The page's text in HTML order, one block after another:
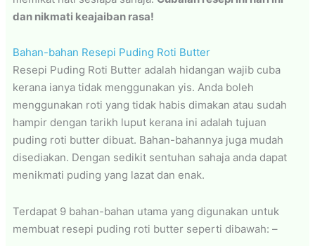
dan nikmati keajaiban rasa!
Bahan-bahan Resepi Puding Roti Butter
Resepi Puding Roti Butter adalah hidangan wajib cuba
kerana ianya tidak menggunakan yis. Anda boleh
menggunakan roti yang tidak habis dimakan atau sudah
hampir dengan tarikh luput kerana ini adalah tujuan
puding roti butter dibuat. Bahan-bahannya juga mudah
disediakan. Dengan sedikit sentuhan sahaja anda dapat
menikmati puding yang lazat dan enak.
Terdapat 9 bahan-bahan utama yang digunakan untuk
membuat resepi puding roti butter seperti dibawah: –